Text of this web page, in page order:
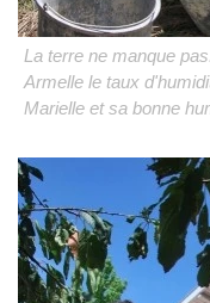
La terre ne manque
Armelle le taux
Marielle et sa bonne